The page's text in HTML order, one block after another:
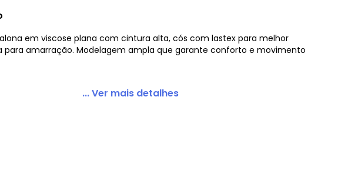
em viscose plana com cintura alta, cós com lastex para melhor
para amarração. Modelagem ampla que garante conforto e movimento
... Ver mais detalhes